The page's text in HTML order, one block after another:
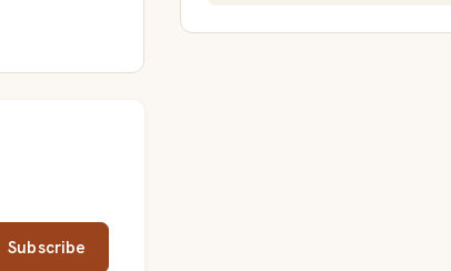
Subscribe